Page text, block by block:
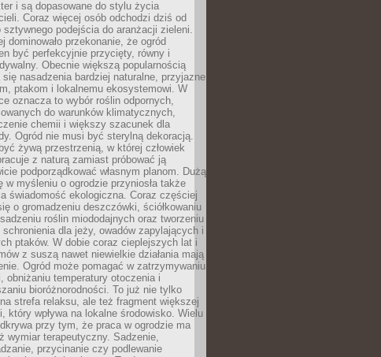
i są dopasowane do stylu życia
Coraz więcej osób odchodzi dziś od
sztywnego podejścia do aranżacji zieleni.
dominowało przekonanie, że ogród
być perfekcyjnie przycięty, równy i
Obecnie większą popularnością
nasadzenia bardziej naturalne, przyjazne
ptakom i lokalnemu ekosystemowi. W
oznacza to wybór roślin odpornych,
do warunków klimatycznych,
chemii i większy szacunek dla
Ogród nie musi być sterylną dekoracją.
żywą przestrzenią, w której człowiek
z naturą zamiast próbować ją
podporządkować własnym planom. Dużą
w myśleniu o ogrodzie przyniosła także
świadomość ekologiczna. Coraz częściej
o gromadzeniu deszczówki, ściółkowaniu
roślin miododajnych oraz tworzeniu
schronienia dla jeży, owadów zapylających i
ptaków. W dobie coraz cieplejszych lat i
z suszą nawet niewielkie działania mają
Ogród może pomagać w zatrzymywaniu
obniżaniu temperatury otoczenia i
bioróżnorodności. To już nie tylko
strefa relaksu, ale też fragment większej
który wpływa na lokalne środowisko. Wielu
przy tym, że praca w ogrodzie ma
wymiar terapeutyczny. Sadzenie,
przycinanie czy podlewanie